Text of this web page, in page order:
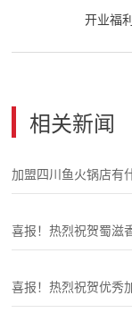
开业福
相关新闻
加盟四川鱼火锅店有
喜报！热烈祝贺蜀滋
喜报！热烈祝贺优秀